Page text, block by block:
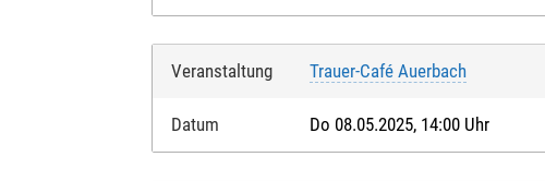
Veranstaltung Trauer-Café Auerbach
Datum Do 08.05.2025, 14:00 Uhr